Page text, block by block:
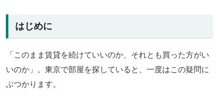
はじめに
「このまま賃貸を続けていいのか、それとも買った方がい
いのか」。東京で部屋を探していると、一度はこの疑問に
ぶつかります。